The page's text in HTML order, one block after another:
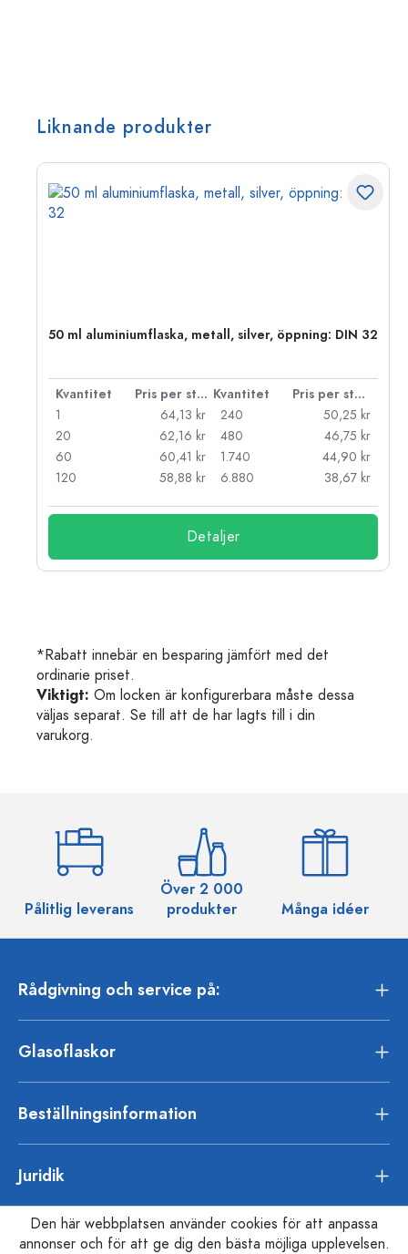
Liknande produkter
50 ml aluminiumflaska, metall, silver, öppning: DIN 32
Kvantitet Pris per styck Kvantitet
Pris per styck
1
64,13 kr
20
62,16 kr
60
60,41 kr
120
58,88 kr
240
50,25 kr
480
46,75 kr
1.740
44,90 kr
6.880
38,67 kr
Detaljer
*Rabatt innebär en besparing jämfört med det
ordinarie priset.
Viktigt: Om locken är konfigurerbara måste dessa
väljas separat. Se till att de har lagts till i din
varukorg.
Pålitlig leverans
Över 2 000
produkter
Många idéer
Rådgivning och service på:
Glasoflaskor
Beställningsinformation
Juridik
Den här webbplatsen använder cookies för att anpassa
annonser och för att ge dig den bästa möjliga upplevelsen.